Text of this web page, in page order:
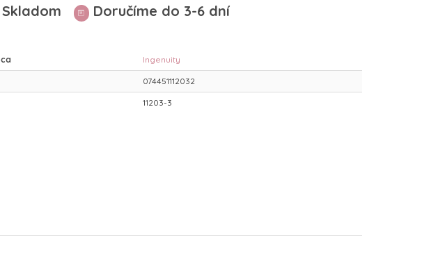
Skladom Doručíme do 3-6 dní
Ingenuity
074451112032
11203-3